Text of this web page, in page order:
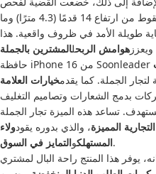
، بما في ذلك السقوط من ارتفاع 14 قدمًا (4.3 مترًا) وما
طويلة الأمد في ظروف واقعية. هذا
هوامش الربحلالمشترين بالجملة
الجملة. كما يقدمخيارات العلامة
بدمج الشعارات وتصاميم التغليف
تساعد هذه الميزة تجار الجملة
المميزة، والذي بدوره يقودولاء
المستهلكوالتمايز في السوق
.
يوفر هذا المنتج راحة البال لمشتري